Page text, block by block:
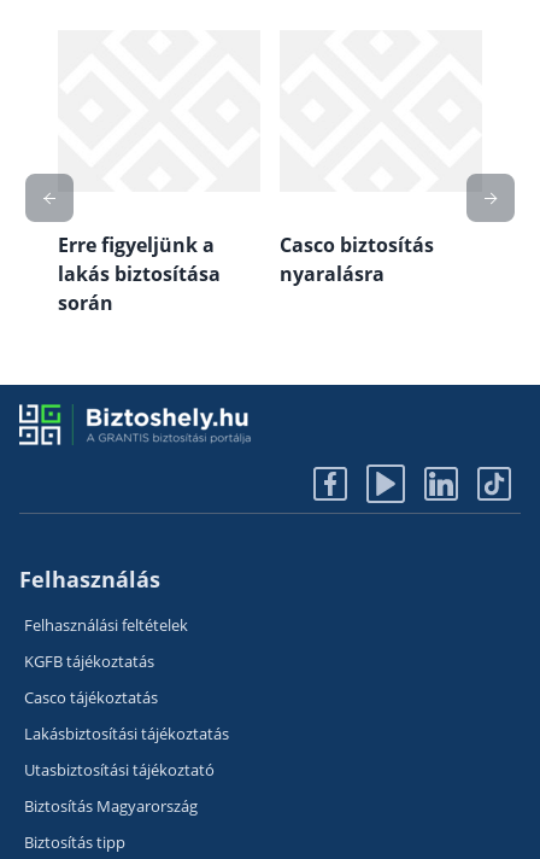
Erre figyeljünk a
lakás biztosítása
során
Casco biztosítás
nyaralásra
Felhasználás
Felhasználási feltételek
KGFB tájékoztatás
Casco tájékoztatás
Lakásbiztosítási tájékoztatás
Utasbiztosítási tájékoztató
Biztosítás Magyarország
Biztosítás tipp